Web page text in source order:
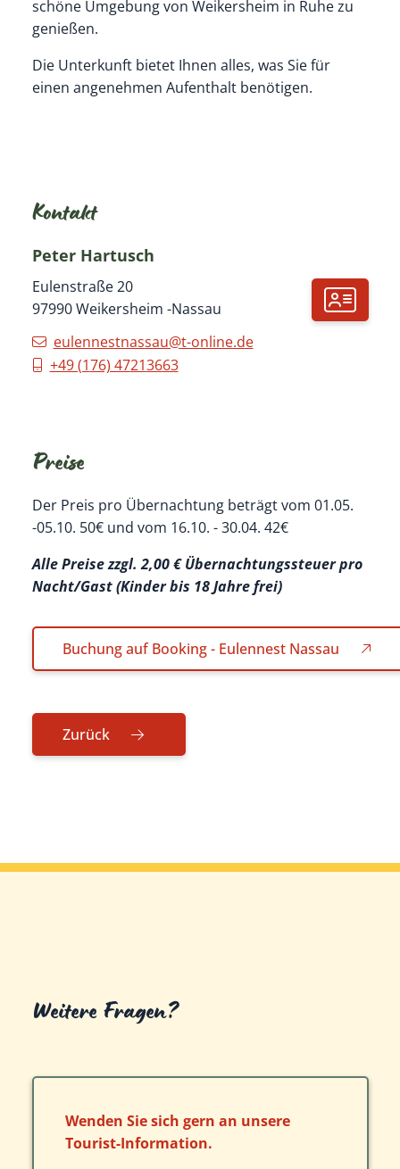
schöne Umgebung von Weikersheim in Ruhe zu
genießen.
Die Unterkunft bietet Ihnen alles, was Sie für
einen angenehmen Aufenthalt benötigen.
Kontakt
Peter Hartusch
Nassau
Eulenstraße 20
97990 Weikersheim
eulennestnassau@t-online.de
+49 (176) 47213663
Preise
Der Preis pro Übernachtung beträgt vom 01.05.
-05.10. 50€ und vom 16.10. - 30.04. 42€
Alle Preise zzgl. 2,00 € Übernachtungssteuer pro
Nacht/Gast (Kinder bis 18 Jahre frei)
Buchung auf Booking - Eulennest Nassau
Zurück
Weitere Fragen?
Wenden Sie sich gern an unsere
Tourist-Information.